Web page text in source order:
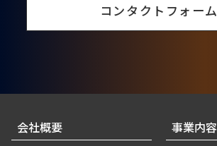
コンタクトフォーム
会社概要 事業内容